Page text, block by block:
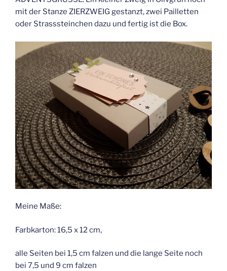
mit der Stanze ZIERZWEIG gestanzt, zwei Pailletten
oder Strasssteinchen dazu und fertig ist die Box.
Meine Maße:
Farbkarton: 16,5 x 12 cm,
alle Seiten bei 1,5 cm falzen und die lange Seite noch
bei 7,5 und 9 cm falzen